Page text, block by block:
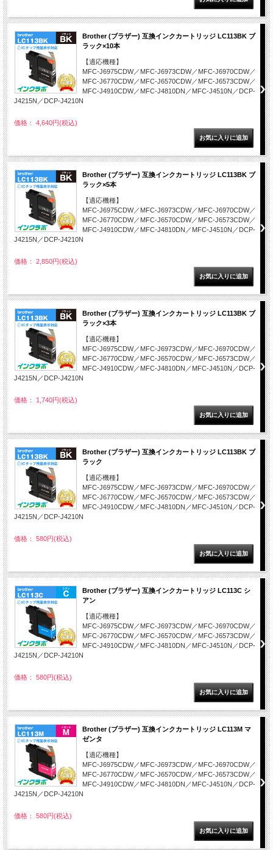
Brother (ブラザー) 互換インクカートリッジ LC113BK ブ
ラック×10本
【適応機種】
MFC-J6975CDW／MFC-J6973CDW／MFC-J6970CDW／
MFC-J6770CDW／MFC-J6570CDW／MFC-J6573CDW／
MFC-J4910CDW／MFC-J4810DN／MFC-J4510N／DCP-
J4215N／DCP-J4210N
価格： 4,640円(税込)
Brother (ブラザー) 互換インクカートリッジ LC113BK ブ
ラック×5本
【適応機種】
MFC-J6975CDW／MFC-J6973CDW／MFC-J6970CDW／
MFC-J6770CDW／MFC-J6570CDW／MFC-J6573CDW／
MFC-J4910CDW／MFC-J4810DN／MFC-J4510N／DCP-
J4215N／DCP-J4210N
価格： 2,850円(税込)
Brother (ブラザー) 互換インクカートリッジ LC113BK ブ
ラック×3本
【適応機種】
MFC-J6975CDW／MFC-J6973CDW／MFC-J6970CDW／
MFC-J6770CDW／MFC-J6570CDW／MFC-J6573CDW／
MFC-J4910CDW／MFC-J4810DN／MFC-J4510N／DCP-
J4215N／DCP-J4210N
価格： 1,740円(税込)
Brother (ブラザー) 互換インクカートリッジ LC113BK ブ
ラック
【適応機種】
MFC-J6975CDW／MFC-J6973CDW／MFC-J6970CDW／
MFC-J6770CDW／MFC-J6570CDW／MFC-J6573CDW／
MFC-J4910CDW／MFC-J4810DN／MFC-J4510N／DCP-
J4215N／DCP-J4210N
価格： 580円(税込)
Brother (ブラザー) 互換インクカートリッジ LC113C シ
アン
【適応機種】
MFC-J6975CDW／MFC-J6973CDW／MFC-J6970CDW／
MFC-J6770CDW／MFC-J6570CDW／MFC-J6573CDW／
MFC-J4910CDW／MFC-J4810DN／MFC-J4510N／DCP-
J4215N／DCP-J4210N
価格： 580円(税込)
Brother (ブラザー) 互換インクカートリッジ LC113M マ
ゼンタ
【適応機種】
MFC-J6975CDW／MFC-J6973CDW／MFC-J6970CDW／
MFC-J6770CDW／MFC-J6570CDW／MFC-J6573CDW／
MFC-J4910CDW／MFC-J4810DN／MFC-J4510N／DCP-
J4215N／DCP-J4210N
価格： 580円(税込)